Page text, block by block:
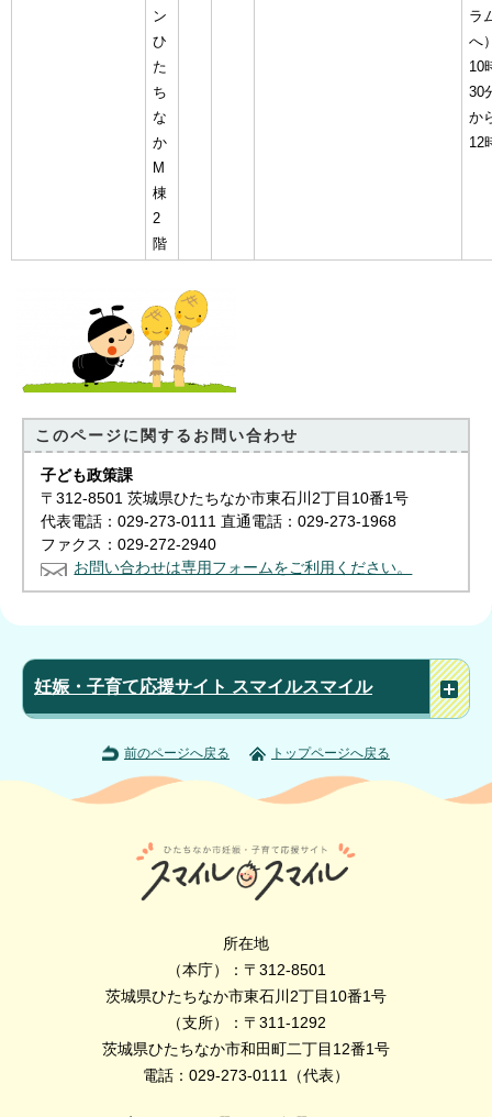
ン
ひ
た
ち
な
か
M
棟
2
階
ラ
へ
10
30
か
12
このページに関する お問い合わせ
子ども政策課
〒312-8501 茨城県ひたちなか市東石川2丁目10番1号
代表電話：029-273-0111 直通電話：029-273-1968
ファクス：029-272-2940
お問い合わせは専用フォームをご利用ください。
妊娠・子育て応援サイト スマイルスマイル
前のページへ戻る トップページへ戻る
所在地
（本庁）：〒312-8501
茨城県ひたちなか市東石川2丁目10番1号
（支所）：〒311-1292
茨城県ひたちなか市和田町二丁目12番1号
電話：029-273-0111（代表）